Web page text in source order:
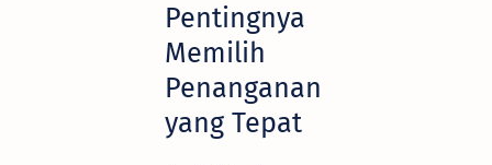
Pentingnya
Memilih
Penanganan
yang Tepat